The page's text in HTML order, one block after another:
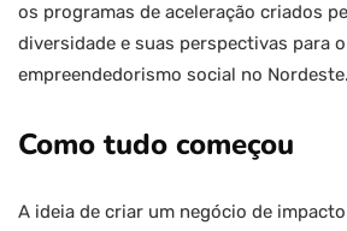
os programas de aceleração criados
diversidade e suas perspectivas para
empreendedorismo social no
Como tudo começou
A ideia de criar um negócio de